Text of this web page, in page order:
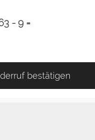
- 9 =
bestätigen